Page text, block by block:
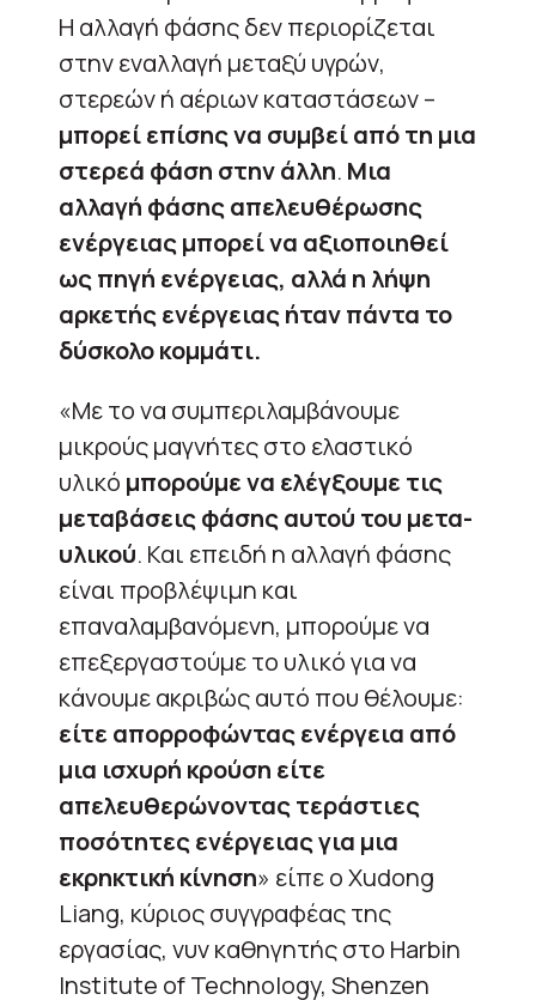
Η αλλαγή φάσης δεν περιορίζεται
στην εναλλαγή μεταξύ υγρών,
στερεών ή αέριων καταστάσεων –
μπορεί επίσης να συμβεί από τη μια
στερεά φάση στην άλλη. Μια
αλλαγή φάσης απελευθέρωσης
ενέργειας μπορεί να αξιοποιηθεί
ως πηγή ενέργειας, αλλά η λήψη
αρκετής ενέργειας ήταν πάντα το
δύσκολο κομμάτι.
«Με το να συμπεριλαμβάνουμε
μικρούς μαγνήτες στο ελαστικό
υλικό μπορούμε να ελέγξουμε τις
μεταβάσεις φάσης αυτού του μετα-
υλικού. Και επειδή η αλλαγή φάσης
είναι προβλέψιμη και
επαναλαμβανόμενη, μπορούμε να
επεξεργαστούμε το υλικό για να
κάνουμε ακριβώς αυτό που θέλουμε:
είτε απορροφώντας ενέργεια από
μια ισχυρή κρούση είτε
απελευθερώνοντας τεράστιες
ποσότητες ενέργειας για μια
εκρηκτική κίνηση» είπε ο Xudong
Liang, κύριος συγγραφέας της
εργασίας, νυν καθηγητής στο Harbin
Institute of Technology, Shenzen